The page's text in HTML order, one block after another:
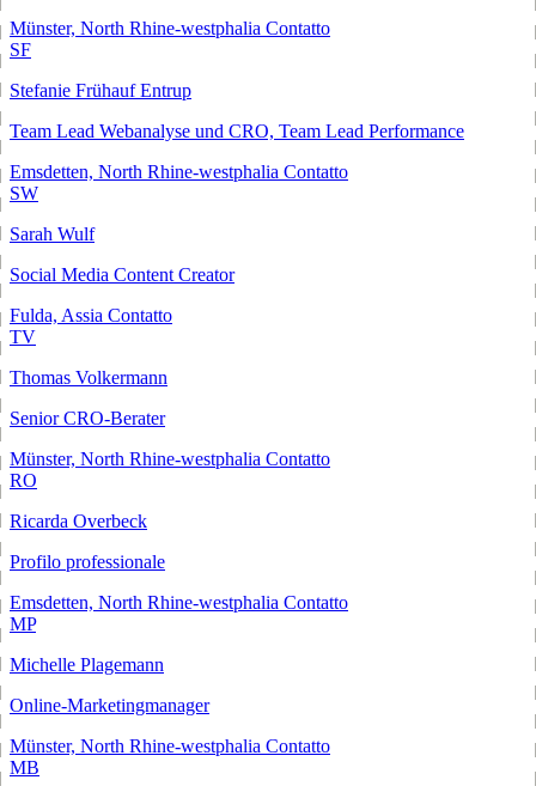
Münster, North Rhine-westphalia Contatto
SF
Stefanie Frühauf Entrup
Team Lead Webanalyse und CRO, Team Lead Performance
Emsdetten, North Rhine-westphalia Contatto
SW
Sarah Wulf
Social Media Content Creator
Fulda, Assia Contatto
TV
Thomas Volkermann
Senior CRO-Berater
Münster, North Rhine-westphalia Contatto
RO
Ricarda Overbeck
Profilo professionale
Emsdetten, North Rhine-westphalia Contatto
MP
Michelle Plagemann
Online-Marketingmanager
Münster, North Rhine-westphalia Contatto
MB